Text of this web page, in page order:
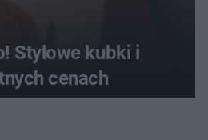
Stylowe kubki i
cenach